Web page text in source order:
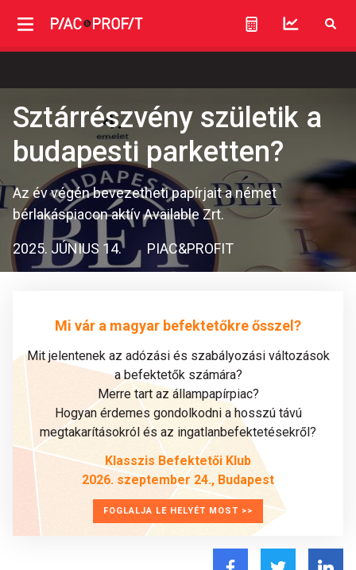
Sztárrészvény születik a
budapesti parketten?
Az év végén bevezetheti papírjait a német
bérlakáspiacon aktív Available Zrt.
2025. JÚNIUS 14. PIAC&PROFIT
Mi vár a magyar befektetőkre ősszel?
Mit jelentenek az adózási és szabályozási változások
a befektetők számára?
Merre tart az állampapírpiac?
Hogyan érdemes gondolkodni a hosszú távú
megtakarításokról és az ingatlanbefektetésekről?
Klasszis Befektetői Klub
2026. szeptember 24., Budapest
FOGLALJA LE HELYÉT MOST >>